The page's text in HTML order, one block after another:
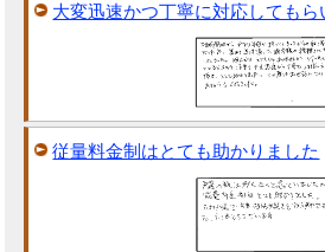
大変迅速かつ丁寧に対応してもら
従量料金制はとても助かりました